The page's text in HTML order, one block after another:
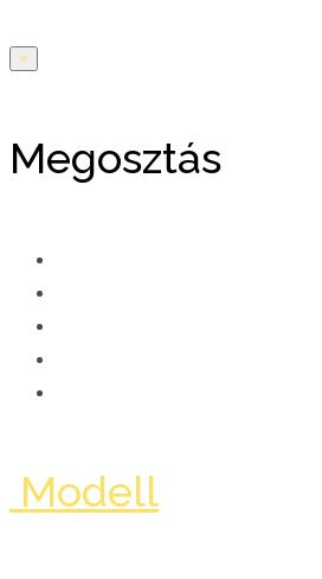
×
Megosztás
Modell